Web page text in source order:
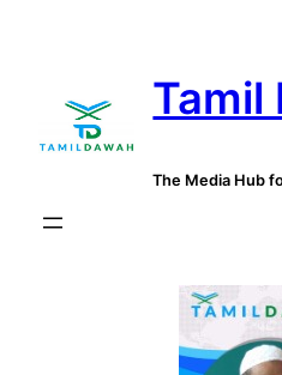
Tamil
The Media Hub